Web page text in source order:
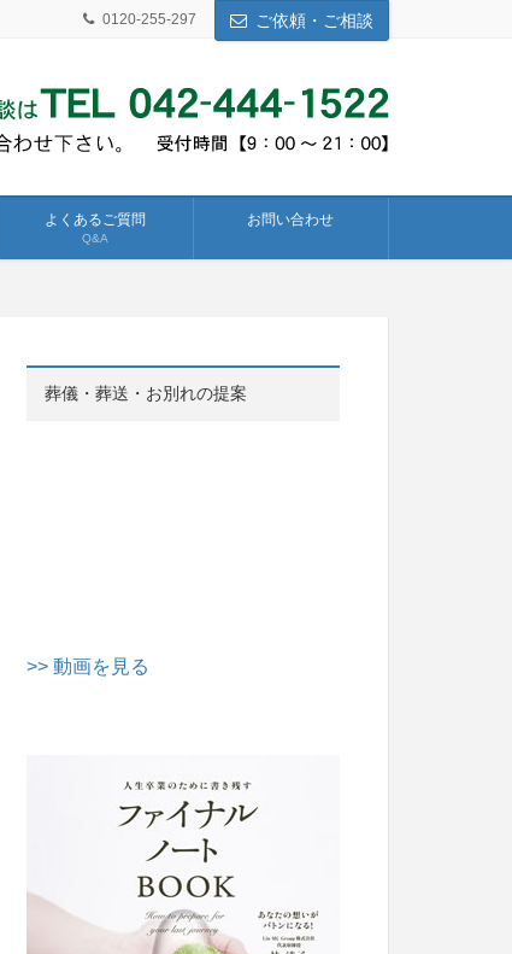
0120-255-297 ご依頼・ご相談
よくあるご質問
Q&A
お問い合わせ
葬儀・葬送・お別れの提案
>> 動画を見る